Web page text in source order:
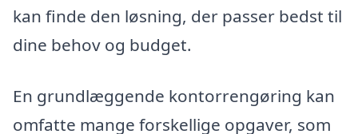
kan finde den løsning, der passer bedst til
dine behov og budget.
En grundlæggende kontorrengøring kan
omfatte mange forskellige opgaver, som